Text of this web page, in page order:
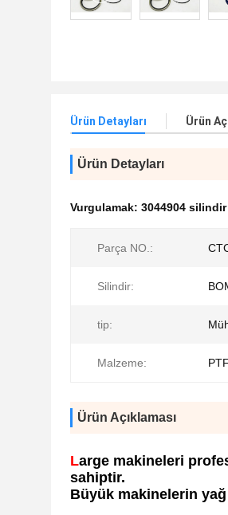
Ürün Detayları Ürün
Ürün Detayları
Vurgulamak: 3044904 silindir
Parça NO.:
Silindir:
tip:
Malzeme:
Ürün Açıklaması
Large makineleri
sahiptir.
Büyük makinelerin